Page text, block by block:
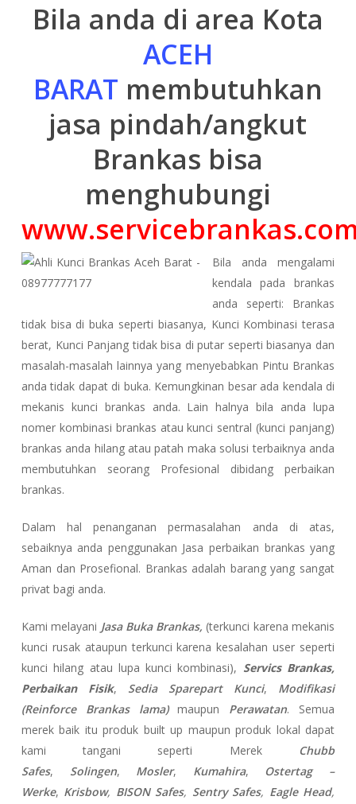
Bila anda di area Kota
ACEH
BARAT membutuhkan
jasa pindah/angkut
Brankas bisa
menghubungi
Bila anda mengalami
kendala pada brankas
anda seperti: Brankas
tidak bisa di buka seperti biasanya, Kunci Kombinasi terasa
berat, Kunci Panjang tidak bisa di putar seperti biasanya dan
masalah-masalah lainnya yang menyebabkan Pintu Brankas
anda tidak dapat di buka. Kemungkinan besar ada kendala di
mekanis kunci brankas anda. Lain halnya bila anda lupa
nomer kombinasi brankas atau kunci sentral (kunci panjang)
brankas anda hilang atau patah maka solusi terbaiknya anda
membutuhkan seorang Profesional dibidang perbaikan
brankas.
Dalam hal penanganan permasalahan anda di atas,
sebaiknya anda penggunakan Jasa perbaikan brankas yang
Aman dan Prosefional. Brankas adalah barang yang sangat
privat bagi anda.
Kami melayani Jasa Buka Brankas, (terkunci karena mekanis
kunci rusak ataupun terkunci karena kesalahan user seperti
kunci hilang atau lupa kunci kombinasi), Servics Brankas,
Perbaikan Fisik, Sedia Sparepart Kunci, Modifikasi
(Reinforce Brankas lama)maupun Perawatan. Semua
merek baik itu produk built up maupun produk lokal dapat
kami tangani seperti Merek
Chubb
Safes, Solingen, Mosler, Kumahira, Ostertag –
Werke, Krisbow, BISON Safes, Sentry Safes, Eagle Head,